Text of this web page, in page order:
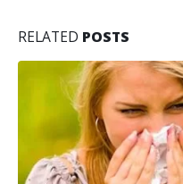
RELATED POSTS